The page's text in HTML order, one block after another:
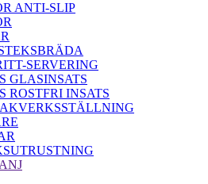
ANTI-SLIP
SERVERING
GLASINSATS
ROSTFRI INSATS